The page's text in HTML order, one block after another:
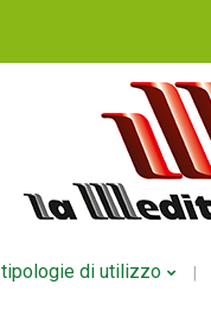
tipologie di utilizzo